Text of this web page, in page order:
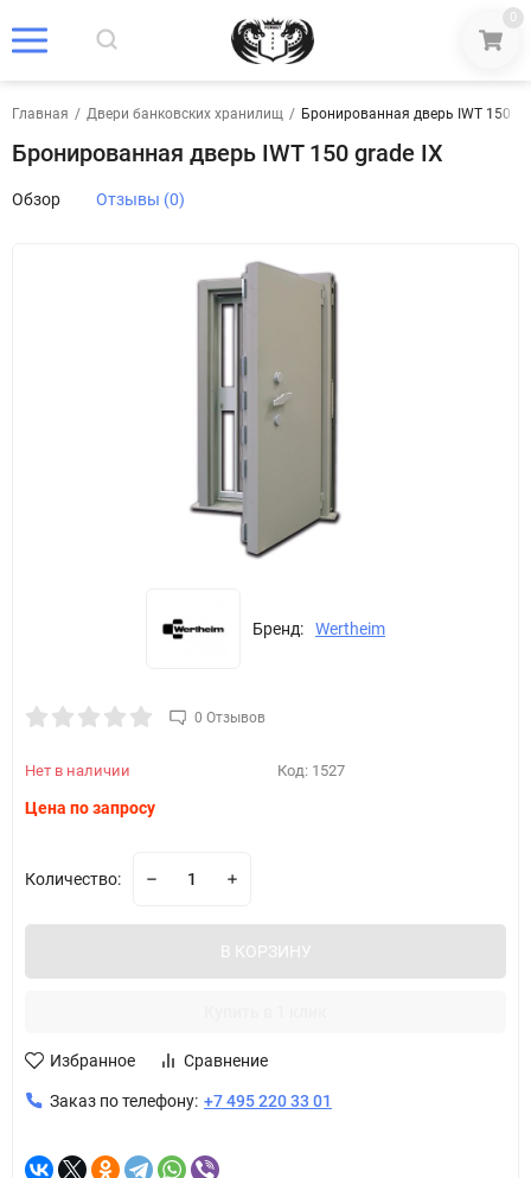
0
Главная / Двери банковских хранилищ / Бронированная дверь IWT 150
Бронированная дверь IWT 150 grade IX
Обзор Отзывы (0)
Бренд: Wertheim
0 Отзывов
Нет в наличии Код: 1527
Цена по запросу
Количество:
В КОРЗИНУ
Избранное Сравнение
Заказ по телефону: +7 495 220 33 01